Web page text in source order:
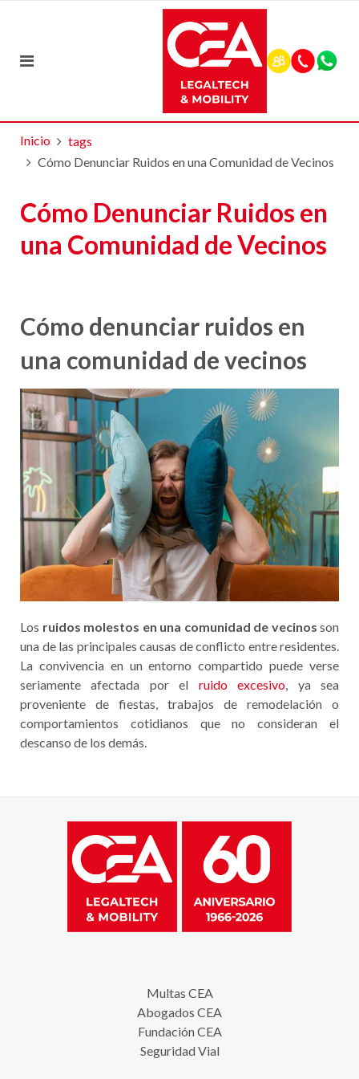
Inicio
tags
Cómo Denunciar Ruidos en una Comunidad de Vecinos
Cómo Denunciar Ruidos en
una Comunidad de Vecinos
Cómo denunciar ruidos en
una comunidad de vecinos
Los ruidos molestos en una comunidad de vecinos son
una de las principales causas de conflicto entre residentes.
La convivencia en un entorno compartido puede verse
seriamente afectada por el ruido excesivo, ya sea
proveniente de fiestas, trabajos de remodelación o
comportamientos cotidianos que no consideran el
descanso de los demás.
Multas CEA
Abogados CEA
Fundación CEA
Seguridad Vial